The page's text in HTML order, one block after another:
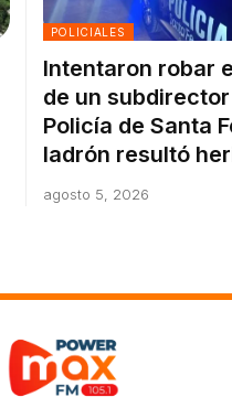
POLICIALES
Intentaron robar
de un
Policía de Santa
ladrón resultó
agosto 5, 2026